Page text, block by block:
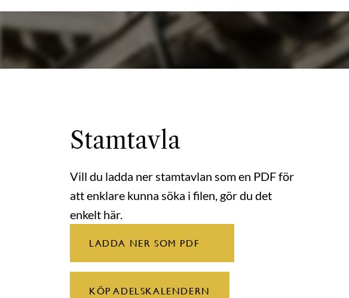
Stamtavla
Vill du ladda ner stamtavlan som en PDF för
att enklare kunna söka i filen, gör du det
enkelt här.
LADDA NER SOM PDF
KÖP ADELSKALENDERN